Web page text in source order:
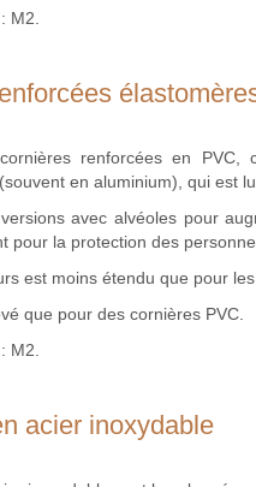
M2.
renforcées en PVC,
en aluminium), qui est
avec alvéoles pour
pour la protection des
est moins étendu que pour les
que pour des cornières PVC.
M2.
acier inoxydable